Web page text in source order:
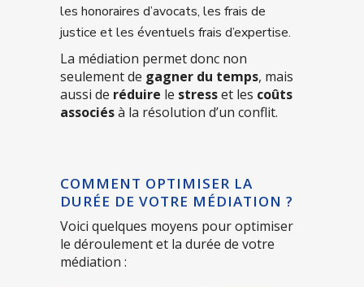
les honoraires d’avocats, les frais de
justice et les éventuels frais d’expertise.
La médiation permet donc non
seulement de gagner du temps, mais
aussi de réduire le stresset les coûts
associésà la résolution d’un conflit.
COMMENT OPTIMISER LA
DURÉE DE VOTRE MÉDIATION ?
Voici quelques moyens pour optimiser
le déroulement et la durée de votre
médiation :